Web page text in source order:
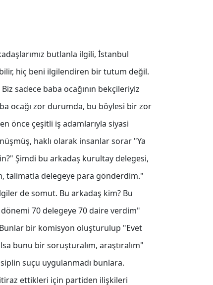
butlanla ilgili, İstanbul
hiç beni ilgilendiren bir tutum değil.
sadece baba ocağının bekçileriyiz
ocağı zor durumda, bu böylesi bir zor
önce çeşitli iş adamlarıyla siyasi
haklı olarak insanlar sorar "Ya
Şimdi bu arkadaş kurultay delegesi,
talimatla delegeye para gönderdim."
de somut. Bu arkadaş kim? Bu
70 delegeye 70 daire verdim"
bir komisyon oluşturulup "Evet
bunu bir soruşturalım, araştıralım"
suçu uygulanmadı bunlara.
ettikleri için partiden ilişkileri